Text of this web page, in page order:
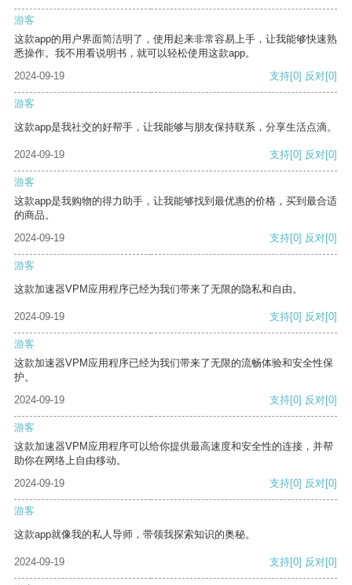
游客
这款app的用户界面简洁明了，使用起来非常容易上手，让我能够快速熟
悉操作。我不用看说明书，就可以轻松使用这款app。
2024-09-19
支持[0] 反对[0]
游客
这款app是我社交的好帮手，让我能够与朋友保持联系，分享生活点滴。
2024-09-19 支持[0] 反对[0]
游客
这款app是我购物的得力助手，让我能够找到最优惠的价格，买到最合适
的商品。
2024-09-19
支持[0] 反对[0]
游客
这款加速器VPM应用程序已经为我们带来了无限的隐私和自由。
2024-09-19 支持[0] 反对[0]
游客
这款加速器VPM应用程序已经为我们带来了无限的流畅体验和安全性保
护。
2024-09-19
支持[0] 反对[0]
游客
这款加速器VPM应用程序可以给你提供最高速度和安全性的连接，并帮
助你在网络上自由移动。
2024-09-19
支持[0] 反对[0]
游客
这款app就像我的私人导师，带领我探索知识的奥秘。
2024-09-19 支持[0] 反对[0]